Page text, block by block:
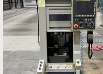
műhelyéhez Ha gépeket,
szeretné eladni, keressen
E Ts Agnorf További
előzetes egyeztetés
A Markus Hirsch